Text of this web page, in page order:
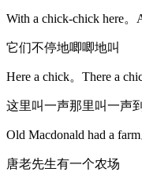
With a chick-chick here。
它们不停地唧唧地叫
Here a chick。There a
这里叫一声那里叫一声
Old Macdonald had a
唐老先生有一个农场